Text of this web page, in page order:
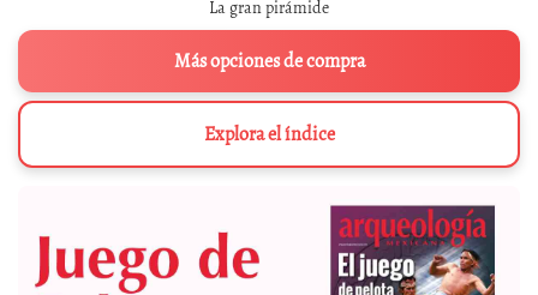
La gran pirámide
Más opciones de compra
Explora el índice